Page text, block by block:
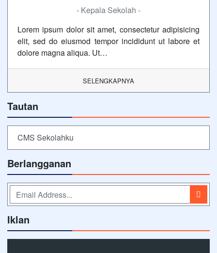
- Kepala Sekolah -
Lorem ipsum dolor sit amet, consectetur adipisicing
elit, sed do eiusmod tempor incididunt ut labore et
dolore magna aliqua. Ut…
SELENGKAPNYA
Tautan
CMS Sekolahku
Berlangganan
Iklan